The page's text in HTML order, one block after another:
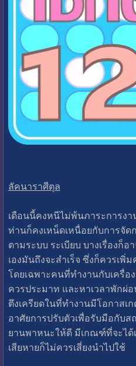
ลัคนาราศีตุล
เดือนนี้คงหนีไม่พ้นภาระการง
ท่านก็คงเหน็ดเหนื่อยกับการจัด
ตามระบบ ระเบียบ บางเรื่องก็อ
เองมันถึงจะสำเร็จ ซึ่งก็ควรเ
โดยเฉพาะคนที่ทำงานกับเครื่อ
ควรประมาท และหาเวลาพักผ่
ตึงเครียดในที่ทำงานมีโอกาสเ
อาศัยการปรับตัวเพื่อรับมือกับ
ยานพาหนะให้ดี มีเกณฑ์ที่จะได้
เสียหายก็ไม่ควรเสี่ยงนำไปใช้